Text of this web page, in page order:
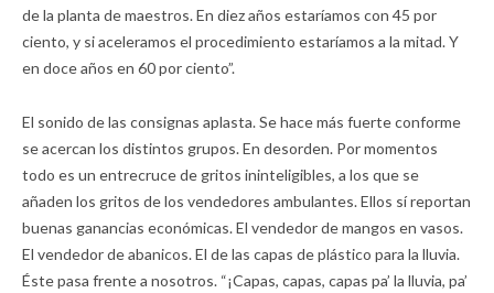
de la planta de maestros. En diez años estaríamos con 45 por
ciento, y si aceleramos el procedimiento estaríamos a la mitad. Y
en doce años en 60 por ciento”.
El sonido de las consignas aplasta. Se hace más fuerte conforme
se acercan los distintos grupos. En desorden. Por momentos
todo es un entrecruce de gritos ininteligibles, a los que se
añaden los gritos de los vendedores ambulantes. Ellos sí reportan
buenas ganancias económicas. El vendedor de mangos en vasos.
El vendedor de abanicos. El de las capas de plástico para la lluvia.
Éste pasa frente a nosotros. “¡Capas, capas, capas pa’ la lluvia, pa’